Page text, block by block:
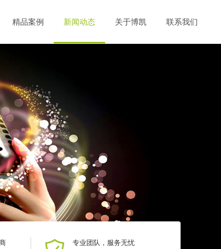
精品案例 新闻动态 关于博凯 联系我们
专业团队，服务无忧